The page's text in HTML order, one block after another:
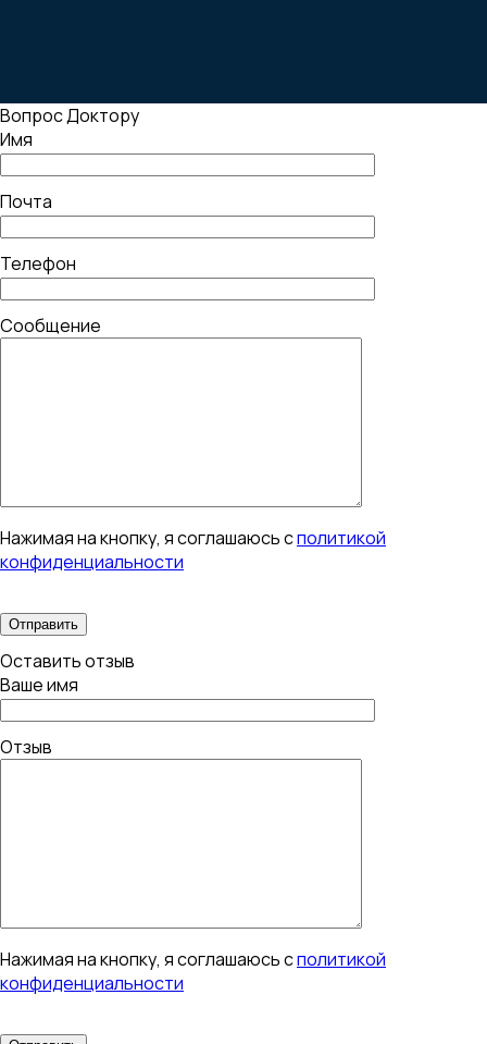
Вопрос Доктору
Имя
Почта
Телефон
Сообщение
Нажимая на кнопку, я соглашаюсь сполитикой
конфиденциальности
Оставить отзыв
Ваше имя
Отзыв
Нажимая на кнопку, я соглашаюсь сполитикой
конфиденциальности